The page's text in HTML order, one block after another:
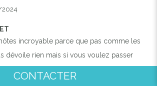
incroyable parce que pas comme les
dévoile rien mais si vous voulez passer
CONTACTER